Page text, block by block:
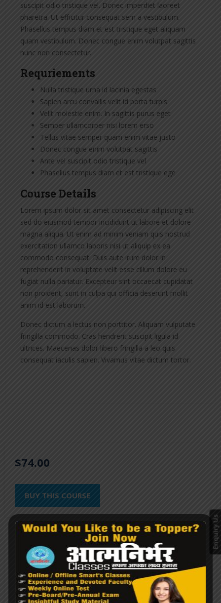
suscipit odio tristique vel. Donec imperdiet laoreet
pharetra. Ut efficitur consequat sem a vestibulum.
Phasellus tempus diam et est tristique eget aliquam
quam vestibulum. Donec congue enim volutpat sagittis
nunc non consectetur.
Requriements
Nulla tristique urna id lacinia egestas
Sapien arcu convallis velit id porta turpis
Velit molestie enim. In sagittis purus eget
Semper ullamcorper nisi lorem erso
Tellus vitae semper quam enim vitae justo
Donec congue enim volutpat sagittis
Ante vel suscipit odio tristique vel
Phasellus tempus diam et est tristique ege
Course Details
Lorem ipsum dolor sit amet consectetur adipiscing elit
sed do eiusmod tempor incididunt ut labore et dolore
magna aliqua. Ut enim ad minim veniam quis nostrud
exercitation ullamco laboris nisi ut aliquip ex ea
commodo consequat. Duis aute irure dolor in
reprehenderit in voluptate velit esse cillum dolore eu
fugiat nulla pariatur. Excepteur sint occaecat cupidatat
non proident, sunt in culpa qui officia deserunt mollit
anim id est laborum.
Donec dictum a lectus non porttitor. Aliquam vulputate
fringilla commodo. Cras hendrerit suscipit ligula id
ultrices. Maecenas dolor libero fringilla a leo quis
consequat iaculis sapien. Vivamus vitae dictum tortor.
$74.00
BUY THIS COURSE
Course Features
Lectures
Enquiry Us